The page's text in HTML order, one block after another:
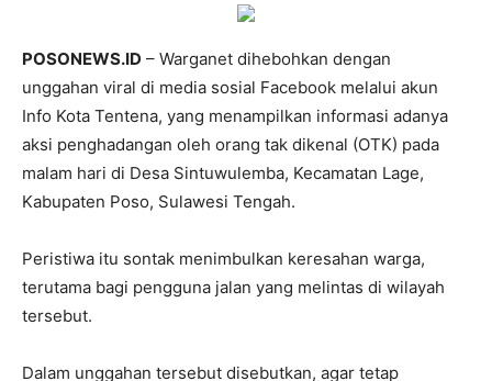
POSONEWS.ID – Warganet dihebohkan dengan
unggahan viral di media sosial Facebook melalui akun
Info Kota Tentena, yang menampilkan informasi adanya
aksi penghadangan oleh orang tak dikenal (OTK) pada
malam hari di Desa Sintuwulemba, Kecamatan Lage,
Kabupaten Poso, Sulawesi Tengah.
Peristiwa itu sontak menimbulkan keresahan warga,
terutama bagi pengguna jalan yang melintas di wilayah
tersebut.
Dalam unggahan tersebut disebutkan, agar tetap